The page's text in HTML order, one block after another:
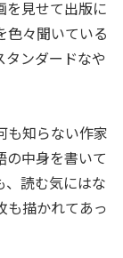
を見せて出版に
色々聞いている
タンダードなや
も知らない作家
の中身を書いて
、読む気にはな
も描かれてあっ